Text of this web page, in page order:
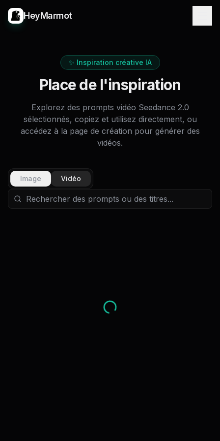
HeyMarmot
✨ Inspiration créative IA
Place de l'inspiration
Explorez des prompts vidéo Seedance 2.0
sélectionnés, copiez et utilisez directement, ou
accédez à la page de création pour générer des
vidéos.
Image Vidéo